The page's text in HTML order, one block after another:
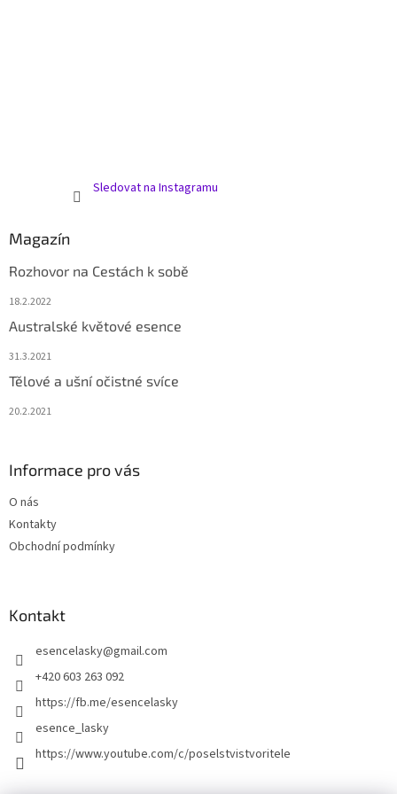
Sledovat na Instagramu
Magazín
Rozhovor na Cestách k sobě
18.2.2022
Australské květové esence
31.3.2021
Tělové a ušní očistné svíce
20.2.2021
Informace pro vás
O nás
Kontakty
Obchodní podmínky
Kontakt
esencelasky@gmail.com
+420 603 263 092
https://fb.me/esencelasky
esence_lasky
https://www.youtube.com/c/poselstvistvoritele